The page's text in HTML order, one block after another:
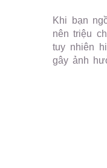
Khi bạn
nên triệu
tuy nhiên
gây ảnh